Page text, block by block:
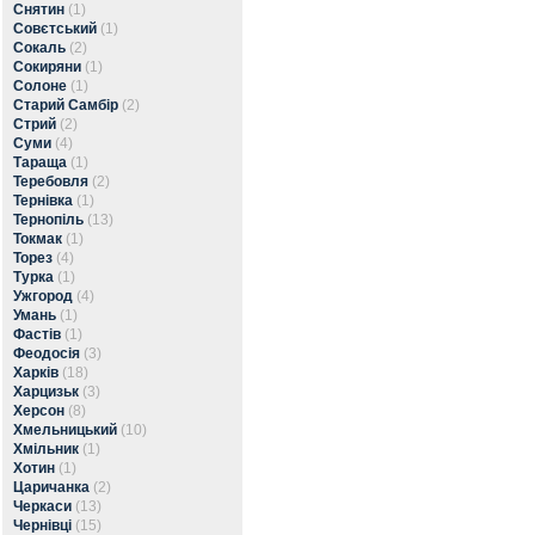
Снятин (1)
Совєтський (1)
Сокаль (2)
Сокиряни (1)
Солоне (1)
Старий Самбір (2)
Стрий (2)
Суми (4)
Тараща (1)
Теребовля (2)
Тернівка (1)
Тернопіль (13)
Токмак (1)
Торез (4)
Турка (1)
Ужгород (4)
Умань (1)
Фастів (1)
Феодосія (3)
Харків (18)
Харцизьк (3)
Херсон (8)
Хмельницький (10)
Хмільник (1)
Хотин (1)
Царичанка (2)
Черкаси (13)
Чернівці (15)